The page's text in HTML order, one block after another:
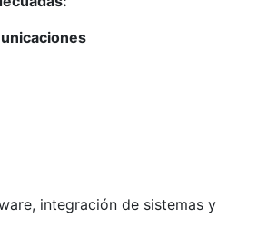
integración de sistemas y